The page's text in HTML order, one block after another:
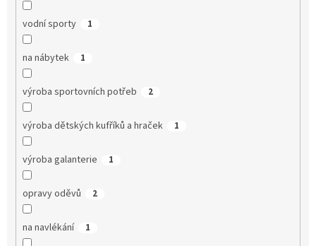
vodní sporty 1
na nábytek 1
výroba sportovních potřeb 2
výroba dětských kufříků a hraček 1
výroba galanterie 1
opravy oděvů 2
na navlékání 1